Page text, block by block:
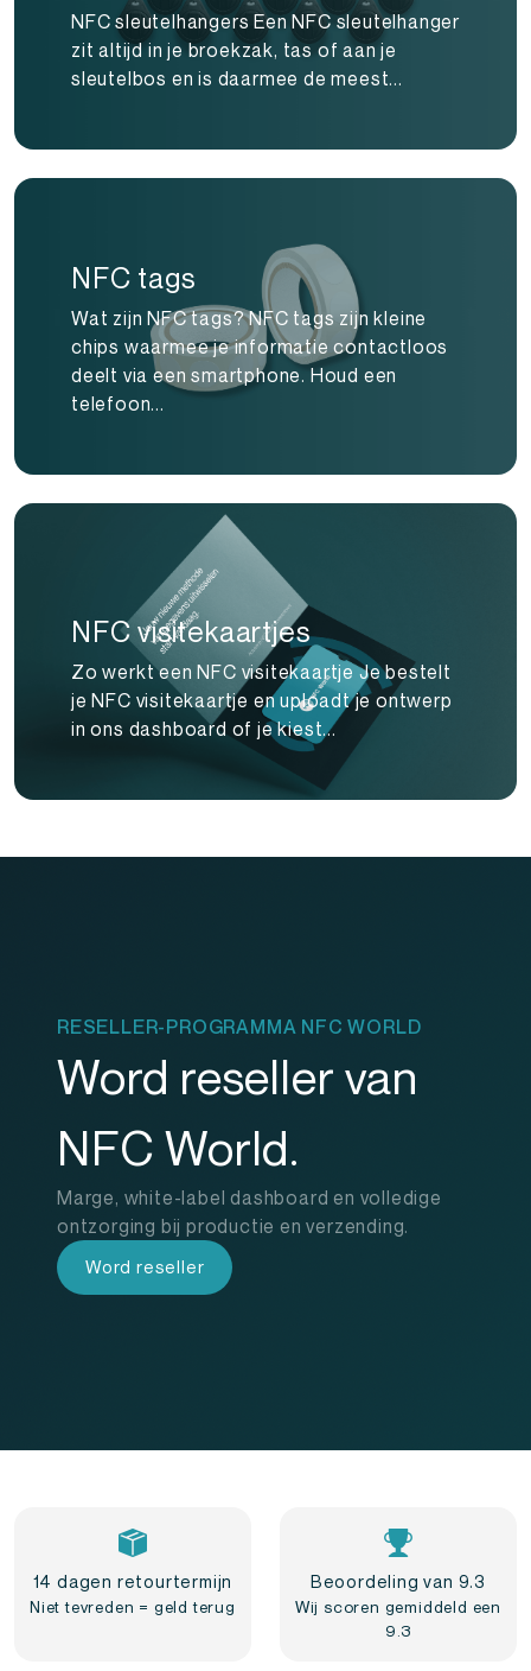
NFC sleutelhangers Een NFC sleutelhanger
zit altijd in je broekzak, tas of aan je
sleutelbos en is daarmee de meest...
NFC tags
Wat zijn NFC tags? NFC tags zijn kleine
chips waarmee je informatie contactloos
deelt via een smartphone. Houd een
telefoon...
NFC visitekaartjes
Zo werkt een NFC visitekaartje Je bestelt
je NFC visitekaartje en uploadt je ontwerp
in ons dashboard of je kiest...
RESELLER-PROGRAMMA NFC WORLD
Word reseller van
NFC World.
Marge, white-label dashboard en volledige
ontzorging bij productie en verzending.
Word reseller
14 dagen retourtermijn
Niet tevreden = geld terug
Beoordeling van 9.3
Wij scoren gemiddeld een
9.3